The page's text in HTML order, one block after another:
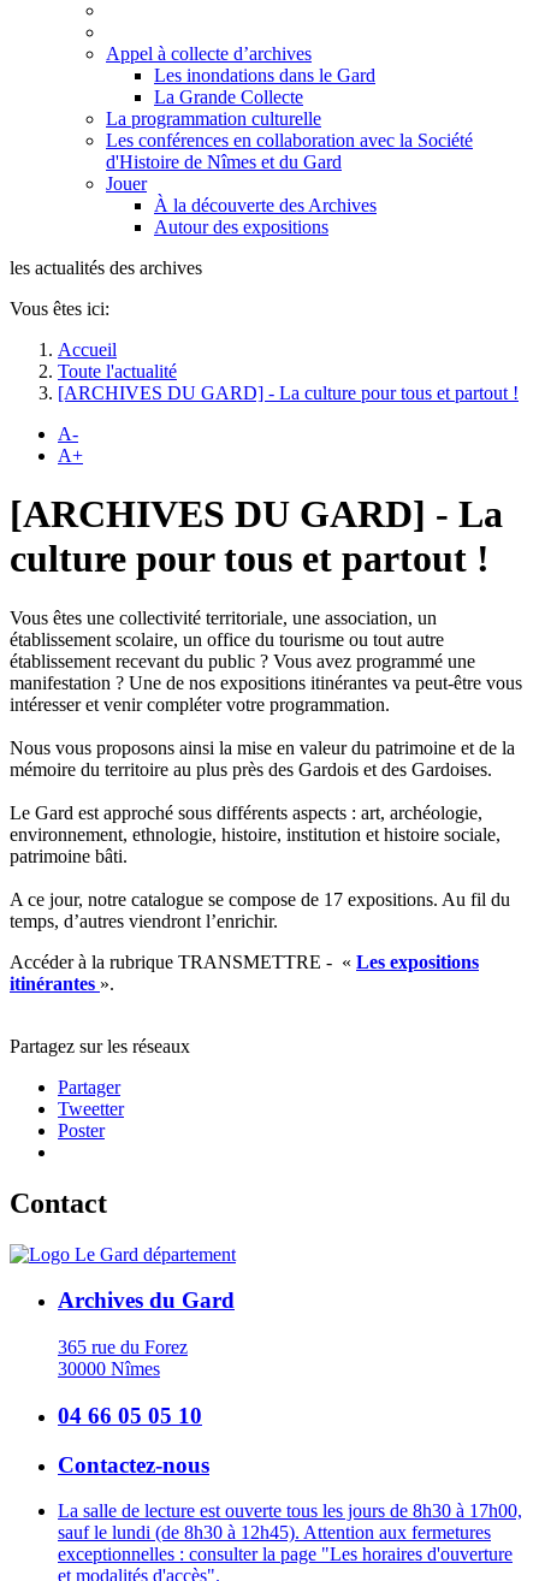
Appel à collecte d’archives
Les inondations dans le Gard
La Grande Collecte
La programmation culturelle
Les conférences en collaboration avec la Société
d'Histoire de Nîmes et du Gard
Jouer
À la découverte des Archives
Autour des expositions
les actualités des archives
Vous êtes ici:
Accueil
Toute l'actualité
[ARCHIVES DU GARD] - La culture pour tous et partout !
A-
A+
[ARCHIVES DU GARD] - La
culture pour tous et partout !
Vous êtes une collectivité territoriale, une association, un
établissement scolaire, un office du tourisme ou tout autre
établissement recevant du public ? Vous avez programmé une
manifestation ? Une de nos expositions itinérantes va peut-être vous
intéresser et venir compléter votre programmation.
Nous vous proposons ainsi la mise en valeur du patrimoine et de la
mémoire du territoire au plus près des Gardois et des Gardoises.
Le Gard est approché sous différents aspects : art, archéologie,
environnement, ethnologie, histoire, institution et histoire sociale,
patrimoine bâti.
A ce jour, notre catalogue se compose de 17 expositions. Au fil du
temps, d’autres viendront l’enrichir.
Accéder à la rubrique TRANSMETTRE - « Les expositions
itinérantes ».
Partagez sur les réseaux
Partager
Tweetter
Poster
Contact
Archives du Gard
365 rue du Forez
30000 Nîmes
04 66 05 05 10
Contactez-nous
La salle de lecture est ouverte tous les jours de 8h30 à 17h00,
sauf le lundi (de 8h30 à 12h45). Attention aux fermetures
exceptionnelles : consulter la page "Les horaires d'ouverture
et modalités d'accès".